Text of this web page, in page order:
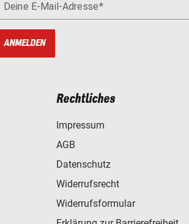
Deine E-Mail-Adresse
ANMELDEN
Rechtliches
Impressum
AGB
Datenschutz
Widerrufsrecht
Widerrufsformular